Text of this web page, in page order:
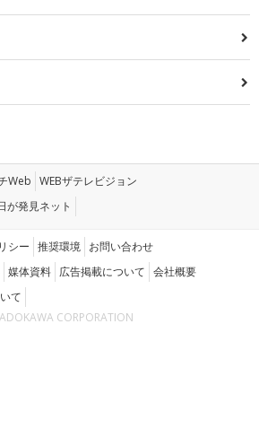
Web WEBザテレビジョン
が発見ネット
シー 推奨環境 お問い合わせ
媒体資料 広告掲載について 会社概要
て
CORPORATION